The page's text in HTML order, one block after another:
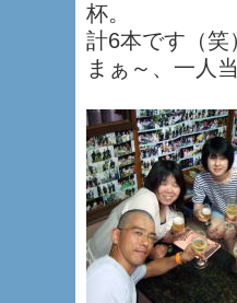
杯。
計6本です（笑
まぁ～、一人